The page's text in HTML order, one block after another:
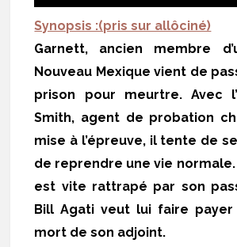
Synopsis :(pris sur allôciné)
Garnett, ancien membre
Nouveau Mexique vient de
prison pour meurtre. Avec
Smith, agent de probation
mise à l’épreuve, il tente de
de reprendre une vie normale.
est vite rattrapé par son
Bill Agati veut lui faire
mort de son adjoint.